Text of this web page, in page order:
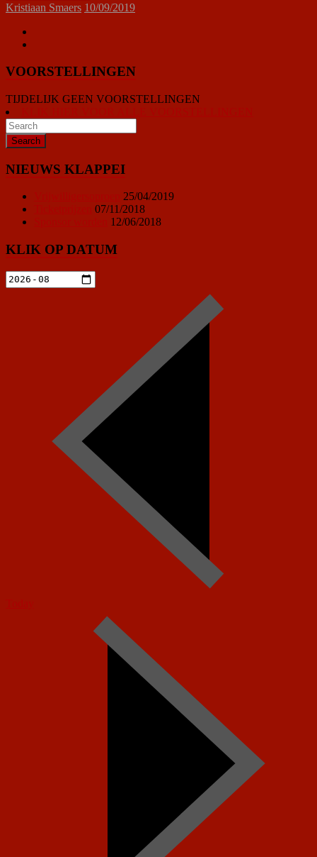
Kristiaan Smaers 10/09/2019
VOORSTELLINGEN
TIJDELIJK GEEN VOORSTELLINGEN
NIEUWS KLAPPEI
25/04/2019
07/11/2018
12/06/2018
KLIK OP DATUM